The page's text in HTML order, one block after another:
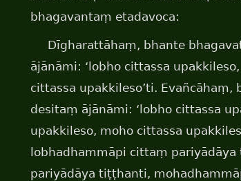
bhagavantaṃ etadavoca:
Dīgharattāhaṃ, bhante
ājānāmi: ‘lobho cittassa
cittassa upakkileso’ti.
desitaṃ ājānāmi: ‘lobho cittassa
upakkileso, moho cittassa
lobhadhammāpi cittaṃ
pariyādāya tiṭṭhanti,